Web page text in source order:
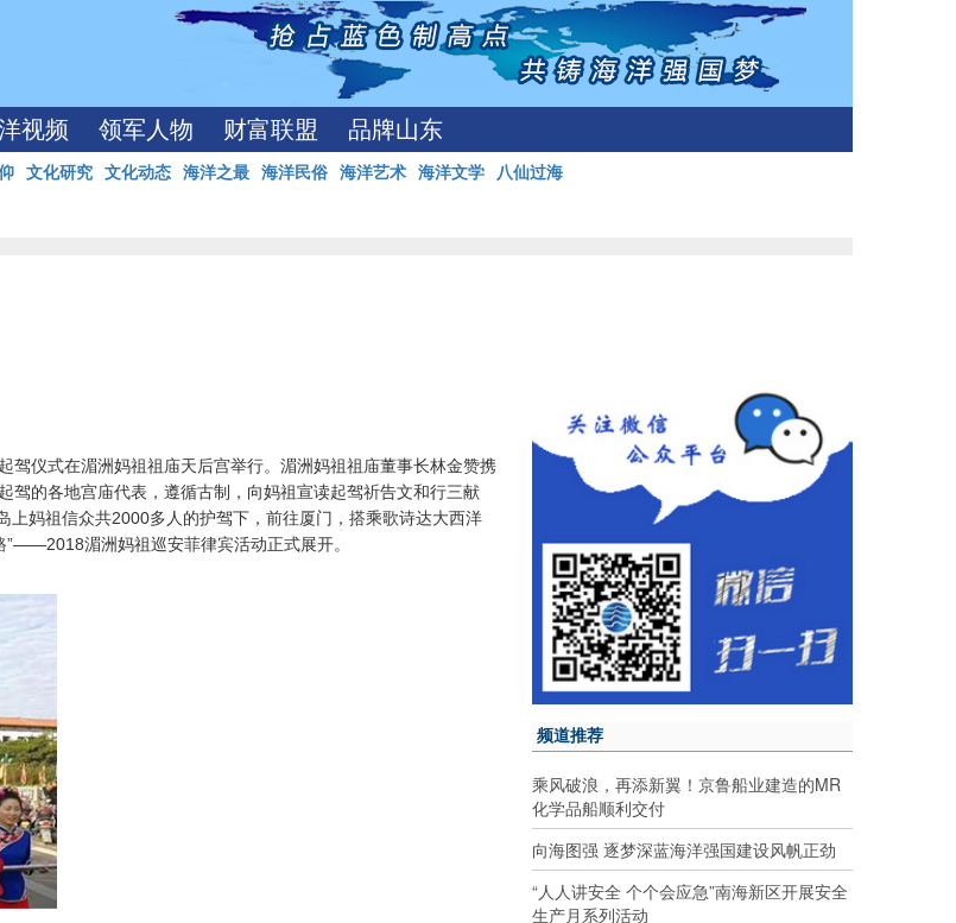
视频 领军人物 财富联盟 品牌山东
文化研究 文化动态 海洋之最 海洋民俗 海洋艺术 海洋文学 八仙过海
仪式在湄洲妈祖祖庙天后宫举行。湄洲妈祖祖庙董事长林金赞携
的各地宫庙代表，遵循古制，向妈祖宣读起驾祈告文和行三献
妈祖信众共2000多人的护驾下，前往厦门，搭乘歌诗达大西洋
”——2018湄洲妈祖巡安菲律宾活动正式展开。
频道推荐
乘风破浪，再添新翼！京鲁船业建造的MR
化学品船顺利交付
向海图强 逐梦深蓝海洋强国建设风帆正劲
“人人讲安全 个个会应急”南海新区开展安全
生产月系列活动